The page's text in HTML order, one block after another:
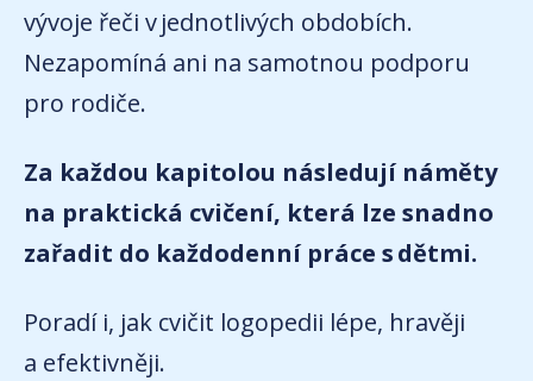
vývoje řeči v jednotlivých obdobích.
Nezapomíná ani na samotnou podporu
pro rodiče.
Za každou kapitolou následují náměty
na praktická cvičení, která lze snadno
zařadit do každodenní práce s dětmi.
Poradí i, jak cvičit logopedii lépe, hravěji
a efektivněji.